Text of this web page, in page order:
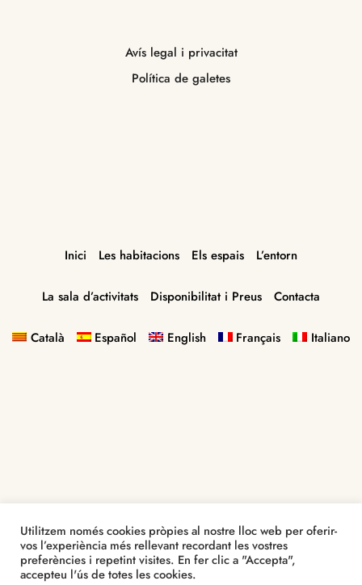
Avís legal i privacitat
Política de galetes
Inici Les habitacions Els espais L’entorn
La sala d’activitats Disponibilitat i Preus Contacta
Català Español English Français Italiano
© 2021 Turisme Rural La Font
Utilitzem només cookies pròpies al nostre lloc web per oferir-
vos l’experiència més rellevant recordant les vostres
preferències i repetint visites. En fer clic a "Accepta",
accepteu l'ús de totes les cookies.